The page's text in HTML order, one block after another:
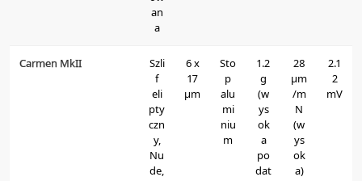
an
a
Carmen MkII
Szli
f
eli
pty
czn
y,
Nu
de,
6 x
17
μm
Sto
p
alu
mi
niu
m
1.2
g
(w
ys
ok
a
po
dat
28
μm
/m
N
(w
ys
ok
a)
2.1
2
mV